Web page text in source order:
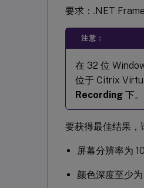
要求：.NET
注意：
在 32 位
位于 Citrix
Recording 下。
要获得最佳结果，
屏幕分辨率为
颜色深度至少